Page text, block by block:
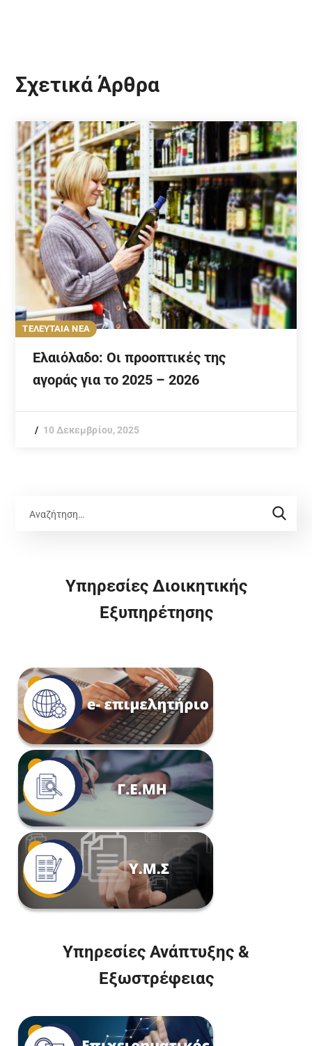
Σχετικά Άρθρα
ΤΕΛΕΥΤΑΙΑ ΝΕΑ
Ελαιόλαδο: Οι προοπτικές της
αγοράς για το 2025 – 2026
10 Δεκεμβρίου, 2025
Υπηρεσίες Διοικητικής
Εξυπηρέτησης
Υπηρεσίες Ανάπτυξης &
Εξωστρέφειας